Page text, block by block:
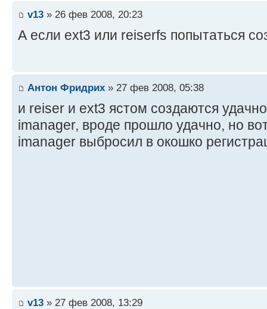
v13 » 26 фев 2008, 20:23
А если ext3 или reiserfs попытаться
Антон Фридрих » 27 фев 2008, 05:38
и reiser и ext3 ястом создаются
imanager, вроде прошло удачно, но
imanager выбросил в окошко
v13 » 27 фев 2008, 13:29